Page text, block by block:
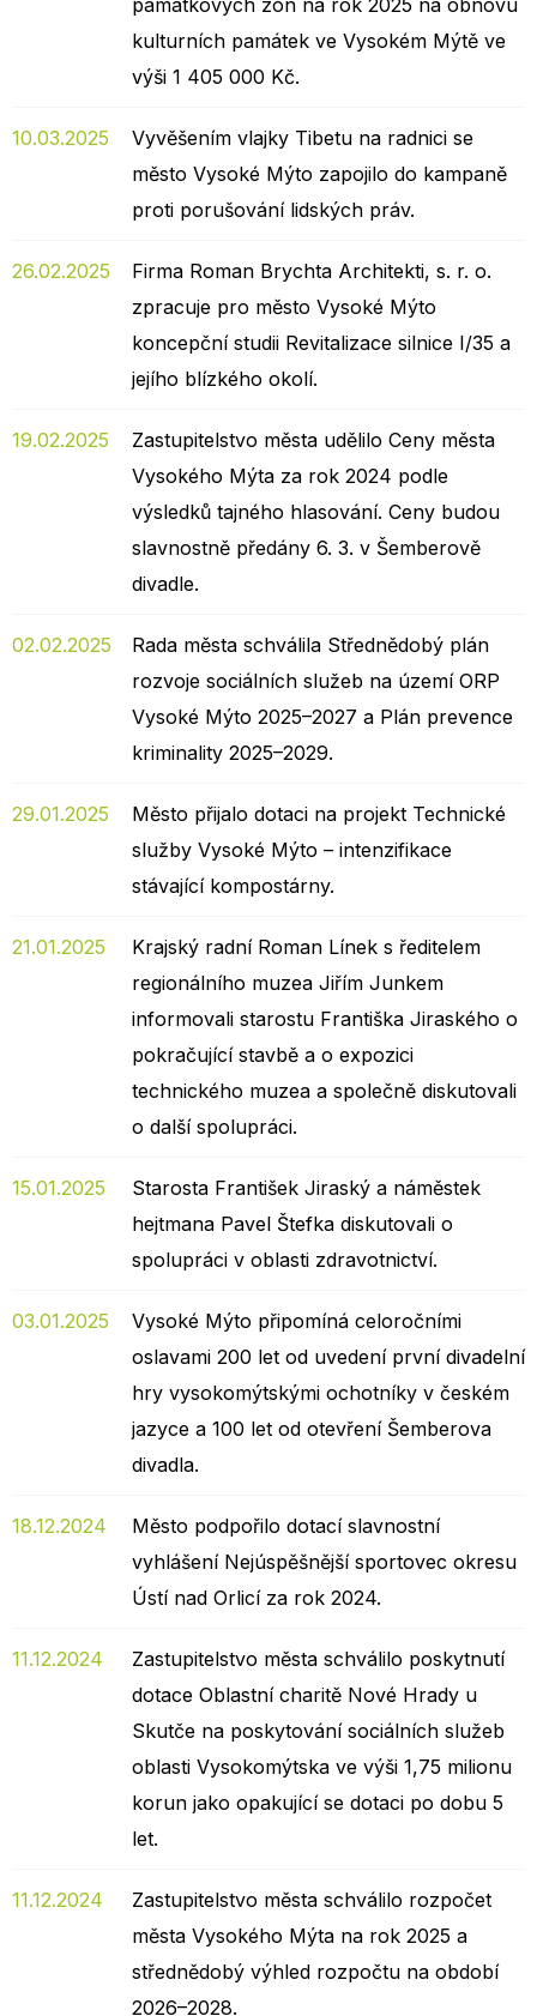
památkových zón na rok 2025 na obnovu
kulturních památek ve Vysokém Mýtě ve
výši 1 405 000 Kč.
10.03.2025
Vyvěšením vlajky Tibetu na radnici se
město Vysoké Mýto zapojilo do kampaně
proti porušování lidských práv.
26.02.2025
Firma Roman Brychta Architekti, s. r. o.
zpracuje pro město Vysoké Mýto
koncepční studii Revitalizace silnice I/35 a
jejího blízkého okolí.
19.02.2025
Zastupitelstvo města udělilo Ceny města
Vysokého Mýta za rok 2024 podle
výsledků tajného hlasování. Ceny budou
slavnostně předány 6. 3. v Šemberově
divadle.
02.02.2025
Rada města schválila Střednědobý plán
rozvoje sociálních služeb na území ORP
Vysoké Mýto 2025–2027 a Plán prevence
kriminality 2025–2029.
29.01.2025
Město přijalo dotaci na projekt Technické
služby Vysoké Mýto – intenzifikace
stávající kompostárny.
21.01.2025
Krajský radní Roman Línek s ředitelem
regionálního muzea Jiřím Junkem
informovali starostu Františka Jiraského o
pokračující stavbě a o expozici
technického muzea a společně diskutovali
o další spolupráci.
15.01.2025
Starosta František Jiraský a náměstek
hejtmana Pavel Štefka diskutovali o
spolupráci v oblasti zdravotnictví.
03.01.2025
Vysoké Mýto připomíná celoročními
oslavami 200 let od uvedení první divadelní
hry vysokomýtskými ochotníky v českém
jazyce a 100 let od otevření Šemberova
divadla.
18.12.2024
Město podpořilo dotací slavnostní
vyhlášení Nejúspěšnější sportovec okresu
Ústí nad Orlicí za rok 2024.
11.12.2024
Zastupitelstvo města schválilo poskytnutí
dotace Oblastní charitě Nové Hrady u
Skutče na poskytování sociálních služeb
oblasti Vysokomýtska ve výši 1,75 milionu
korun jako opakující se dotaci po dobu 5
let.
11.12.2024
Zastupitelstvo města schválilo rozpočet
města Vysokého Mýta na rok 2025 a
střednědobý výhled rozpočtu na období
2026–2028.